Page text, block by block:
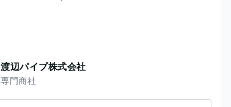
渡辺パイプ株式会社
専門商社